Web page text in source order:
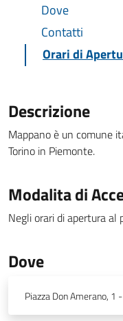
Dove
Contatti
Orari di
Descrizione
Mappano è un comune
Torino in Piemonte.
Modalita di
Negli orari di apertura al
Dove
Piazza Don Amerano, 1